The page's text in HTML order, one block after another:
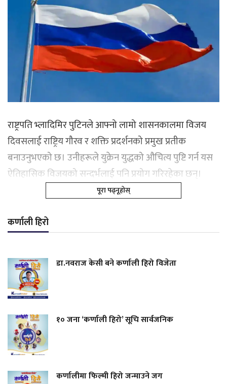
राष्ट्रपति भ्लादिमिर पुटिनले आफ्नो लामो शासनकालमा विजय
दिवसलाई राष्ट्रिय गौरव र शक्ति प्रदर्शनको प्रमुख प्रतीक
बनाउनुभएको छ। उनीहरूले युक्रेन युद्धको औचित्य पुष्टि गर्न यस
ऐतिहासिक विजयको सन्दर्भलाई पनि प्रयोग गरिरहेका छन्।
पूरा पढ्नूहोस्
कर्णाली हिरो
डा.नवराज केसी बने कर्णाली हिरो विजेता
१० जना ‘कर्णाली हिरो’ सूचि सार्वजनिक
कर्णालीमा फिल्मी हिरो जन्माउने जग